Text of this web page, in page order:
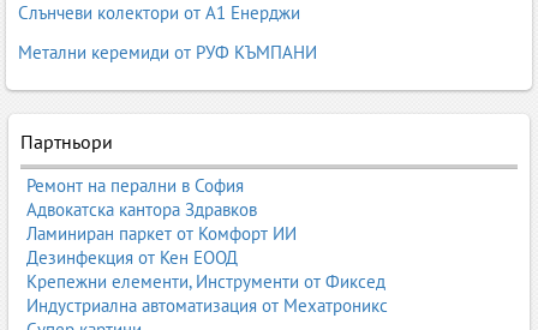
Слънчеви колектори от А1 Енерджи
Метални керемиди от РУФ КЪМПАНИ
Партньори
Ремонт на перални в София
Адвокатска кантора Здравков
Ламиниран паркет от Комфорт ИИ
Дезинфекция от Кен ЕООД
Крепежни елементи, Инструменти от Фиксед
Индустриална автоматизация от Мехатроникс